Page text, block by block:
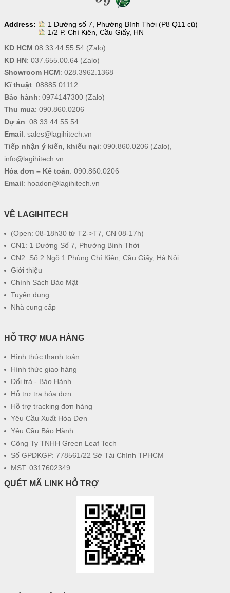
Address:
1 Đường số 7, Phường Bình Thới (P8 Q11 cũ)
1/2 P. Chí Kiên, Cầu Giấy, HN
KD HCM:08.33.44.55.54(Zalo)
KD HN: 037.655.00.64(Zalo)
Showroom HCM: 028.3962.1368
Kĩ thuật: 08885.01112
Bảo hành: 0974147300(Zalo)
Thu mua: 090.860.0206
Dự án: 08.33.44.55.54
Email: sales@lagihitech.vn
Tiếp nhận ý kiến, khiếu nại: 090.860.0206 (Zalo),
info@lagihitech.vn
Hóa đơn – Kế toán: 090.860.0206
Email: hoadon@lagihitech.vn
VỀ LAGIHITECH
(Open: 08-18h30 từ T2->T7, CN 08-17h)
CN1: 1 Đường Số 7, Phường Bình Thới
CN2: Số 2 Ngõ 1 Phùng Chí Kiên, Cầu Giấy, Hà Nội
Giới thiệu
Chính Sách Bảo Mật
Tuyển dụng
Nhà cung cấp
HỖ TRỢ MUA HÀNG
Hình thức thanh toán
Hình thức giao hàng
Đổi trả - Bảo Hành
Hỗ trợ tra hóa đơn
Hỗ trợ tracking đơn hàng
Yêu Cầu Xuất Hóa Đơn
Yêu Cầu Bảo Hành
Công Ty TNHH Green Leaf Tech
Số GPĐKGP: 778561/22 Sở Tài Chính TPHCM
MST: 0317602349
QUÉT MÃ LINK HỖ TRỢ